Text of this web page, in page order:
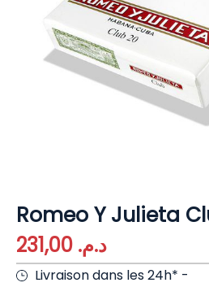
Romeo Y Julieta
د.م.
Livraison dans les 24h* -